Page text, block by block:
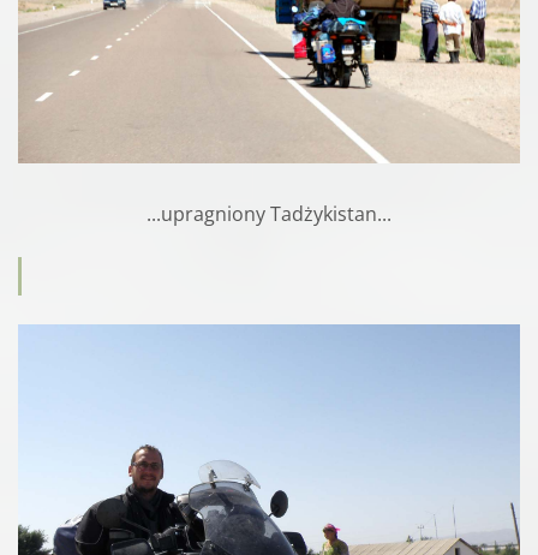
...upragniony Tadżykistan...